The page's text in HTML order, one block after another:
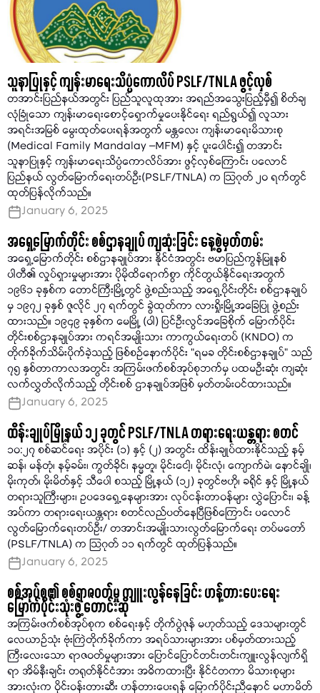
သူနာပြုနှင့် ကျန်းမာရေးသိပ္ပံကောလိပ် PSLF/TNLA ဖွင့်လှစ်
တအာင်းပြည်နယ်အတွင်း ပြည်သူလူထုအား အရည်အသွေးပြည့်မှီ၍ စိတ်ချ
လုံခြုံသော ကျန်းမာရေးစောင့်ရှောက်မှုပေးနိုင်ရေး ရည်ရွယ်၍ လူသား
အရင်းအမြစ် မွေးထုတ်ပေးရန်အတွက် မန္တလေး ကျန်းမာရေးမိသားစု
(Medical Family Mandalay –MFM) နှင့် ပူးပေါင်း၍ တအာင်း
သူနာပြုနှင့် ကျန်းမာရေးသိပ္ပံကောလိပ်အား ဖွင့်လှစ်ကြောင်း ပလောင်
ပြည်နယ် လွတ်မြောက်ရေးတပ်ဦး(PSLF/TNLA) က သြဂုတ် ၂၀ ရက်တွင်
ထုတ်ပြန်လိုက်သည်။
January 6, 2025
အရှေ့မြောက်တိုင်း စစ်ဌာနချုပ် ကျဆုံးခြင်း နေ့စွဲမှတ်တမ်း
အရှေ့မြောက်တိုင်း စစ်ဌာနချုပ်အား နိုင်ငံအတွင်း ဗမာပြည်ကွန်မြူနစ်
ပါတီ၏ လှုပ်ရှားမှုများအား ပိုမိုထိရောက်စွာ ကိုင်တွယ်နိုင်ရေးအတွက်
၁၉၆၁ ခုနှစ်က တောင်ကြီးမြို့တွင် ဖွဲ့စည်းသည့် အရှေ့ပိုင်းတိုင်း စစ်ဌာနချုပ်
မှ ၁၉၇၂ ခုနှစ် ဇူလိုင် ၂၇ ရက်တွင် ခွဲထုတ်ကာ လားရှိုးမြို့အခြေပြု ဖွဲ့စည်း
ထားသည်။ ၁၉၄၉ ခုနှစ်က မေမြို့ (ဝါ) ပြင်ဦးလွင်အခြေစိုက် မြောက်ပိုင်း
တိုင်းစစ်ဌာနချုပ်အား ကရင်အမျိုးသား ကာကွယ်ရေးတပ် (KNDO) က
တိုက်ခိုက်သိမ်းပိုက်ခဲ့သည့် ဖြစ်စဉ်နောက်ပိုင်း “ရမခ တိုင်းစစ်ဌာနချုပ်” သည်
၇၅ နှစ်တာကာလအတွင်း အကြမ်းဖက်စစ်အုပ်စုဘက်မှ ပထမဦးဆုံး ကျဆုံး
လက်လွှတ်လိုက်သည့် တိုင်းစစ် ဌာနချုပ်အဖြစ် မှတ်တမ်းဝင်ထားသည်။
January 6, 2025
ထိန်းချုပ်မြို့နယ် ၁၂ ခုတွင် PSLF/TNLA တရားရေးယန္တရား စတင်
၁၀:၂၇ စစ်ဆင်ရေး အပိုင်း (၁) နှင့် (၂) အတွင်း ထိန်းချုပ်ထားနိုင်သည့် နမ့်
ဆန်၊ မန်တုံ၊ နမ့်ခမ်း၊ ကွတ်ခိုင်၊ နမ္မတူ၊ မိုင်းငေါ့၊ မိုင်းလုံ၊ ကျောက်မဲ၊ နောင်ချို၊
မိုးကုတ်၊ မိုးမိတ်နှင့် သီပေါ စသည့် မြို့နယ် (၁၂) ခုတွင်ဗဟို၊ ခရိုင် နှင့် မြို့နယ်
တရားသူကြီးများ၊ ဥပဒေရှေ့နေများအား လုပ်ငန်းတာဝန်များ လွှဲပြောင်း၊ ခန့်
အပ်ကာ တရားရေးယန္တရား စတင်လည်ပတ်နေပြီဖြစ်ကြောင်း ပလောင်
လွတ်မြောက်ရေးတပ်ဦး/ တအာင်းအမျိုးသားလွတ်မြောက်ရေး တပ်မတော်
(PSLF/TNLA) က သြဂုတ် ၁၁ ရက်တွင် ထုတ်ပြန်သည်။
January 6, 2025
စစ်အုပ်စု၏ စစ်ရာဇဝတ်မှု ကျူးလွန်နေခြင်း ဟန့်တားပေးရေး
မြောက်ပိုင်းသုံးဖွဲ့ တောင်းဆို
အကြမ်းဖက်စစ်အုပ်စုက စစ်ရေးနှင့် တိုက်ပွဲဇုန် မဟုတ်သည့် ဒေသများတွင်
လေယာဉ်သုံး ဗုံးကြဲတိုက်ခိုက်ကာ အရပ်သားများအား ပစ်မှတ်ထားသည့်
ကြီးလေးသော ရာဇဝတ်မှုများအား ပြောင်ပြောင်တင်းတင်းကျူးလွန်လျက်ရှိ
ရာ အိမ်နီးချင်း တရုတ်နိုင်ငံအား အဓိကထားပြီး နိုင်ငံတကာ မိသားစုများ
အားလုံးက ဝိုင်းဝန်းတားဆီး ဟန်တားပေးရန် မြောက်ပိုင်းညီနောင် မဟာမိတ်